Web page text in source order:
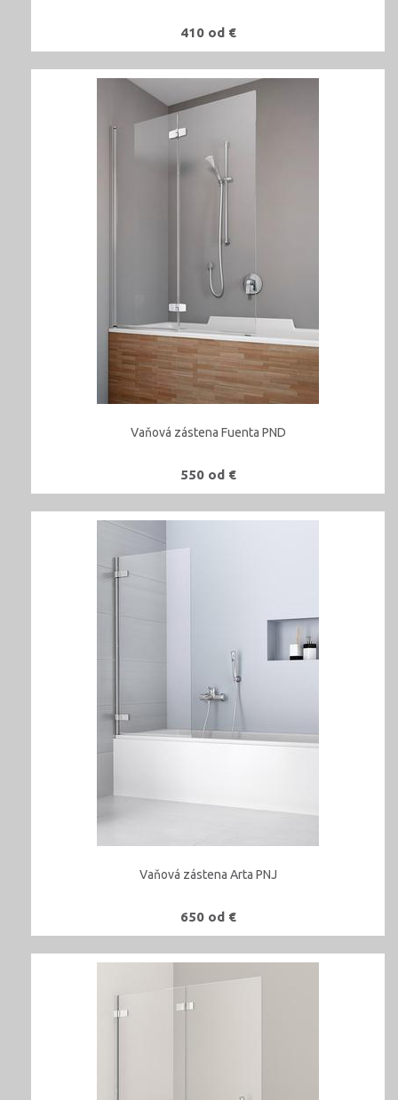
410 od €
Vaňová zástena Fuenta PND
550 od €
Vaňová zástena Arta PNJ
650 od €